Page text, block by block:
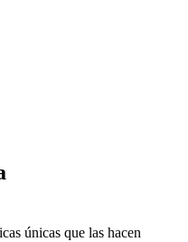
únicas que las hacen